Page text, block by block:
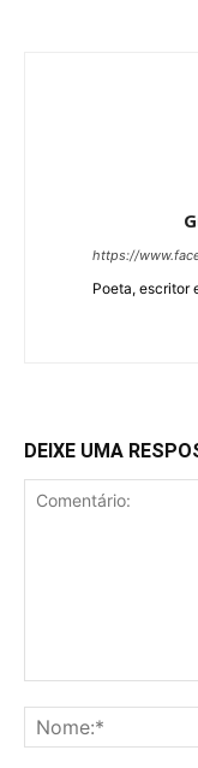
https://
Poeta, escritor
DEIXE UMA